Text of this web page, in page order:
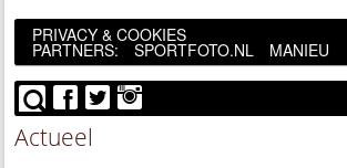
PRIVACY & COOKIES
PARTNERS: SPORTFOTO.NL MANIEU
Actueel